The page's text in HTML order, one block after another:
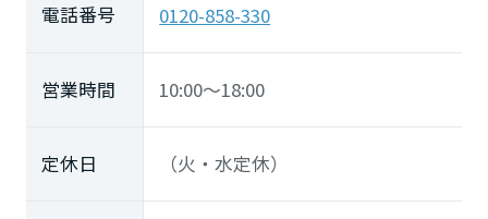
電話番号 0120-858-330
営業時間 10:00～18:00
定休日 （火・水定休）
山口県